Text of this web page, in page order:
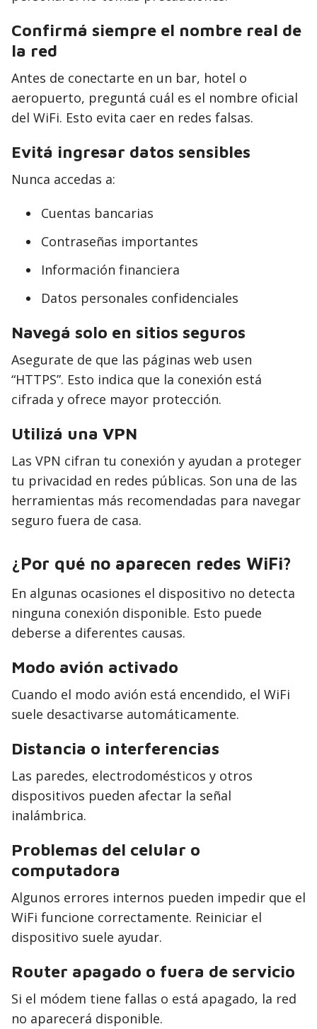
Confirmá siempre el nombre real de
la red
Antes de conectarte en un bar, hotel o
aeropuerto, preguntá cuál es el nombre oficial
del WiFi. Esto evita caer en redes falsas.
Evitá ingresar datos sensibles
Nunca accedas a:
Cuentas bancarias
Contraseñas importantes
Información financiera
Datos personales confidenciales
Navegá solo en sitios seguros
Asegurate de que las páginas web usen
“HTTPS”. Esto indica que la conexión está
cifrada y ofrece mayor protección.
Utilizá una VPN
Las VPN cifran tu conexión y ayudan a proteger
tu privacidad en redes públicas. Son una de las
herramientas más recomendadas para navegar
seguro fuera de casa.
¿Por qué no aparecen redes WiFi?
En algunas ocasiones el dispositivo no detecta
ninguna conexión disponible. Esto puede
deberse a diferentes causas.
Modo avión activado
Cuando el modo avión está encendido, el WiFi
suele desactivarse automáticamente.
Distancia o interferencias
Las paredes, electrodomésticos y otros
dispositivos pueden afectar la señal
inalámbrica.
Problemas del celular o
computadora
Algunos errores internos pueden impedir que el
WiFi funcione correctamente. Reiniciar el
dispositivo suele ayudar.
Router apagado o fuera de servicio
Si el módem tiene fallas o está apagado, la red
no aparecerá disponible.